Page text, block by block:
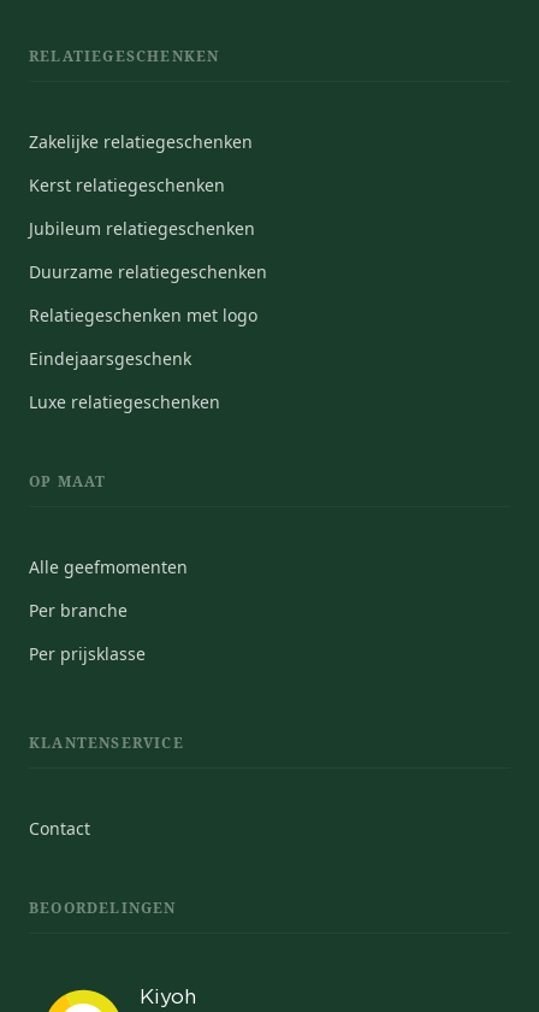
RELATIEGESCHENKEN
Zakelijke relatiegeschenken
Kerst relatiegeschenken
Jubileum relatiegeschenken
Duurzame relatiegeschenken
Relatiegeschenken met logo
Eindejaarsgeschenk
Luxe relatiegeschenken
OP MAAT
Alle geefmomenten
Per branche
Per prijsklasse
KLANTENSERVICE
Contact
BEOORDELINGEN